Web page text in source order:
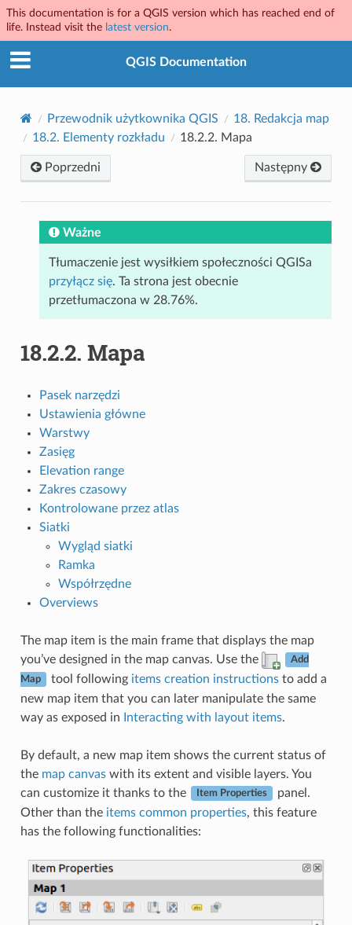
This documentation is for a QGIS version which has reached end of
life. Instead visit the latest version.
QGIS Documentation
Przewodnik użytkownika QGIS 18. Redakcja map
18.2. Elementy rozkładu 18.2.2. Mapa
Poprzedni Następny
Ważne
Tłumaczenie jest wysiłkiem społeczności QGISa
przyłącz się. Ta strona jest obecnie
przetłumaczona w 28.76%.
18.2.2. Mapa
Pasek narzędzi
Ustawienia główne
Warstwy
Zasięg
Elevation range
Zakres czasowy
Kontrolowane przez atlas
Siatki
Wygląd siatki
Ramka
Współrzędne
Overviews
The map item is the main frame that displays the map
you’ve designed in the map canvas. Use the
Add
Map tool following items creation instructionsto add a
new map item that you can later manipulate the same
way as exposed in
Interacting with layout items.
By default, a new map item shows the current status of
the map canvaswith its extent and visible layers. You
can customize it thanks to the
Item Properties
panel.
Other than the items common properties, this feature
has the following functionalities: